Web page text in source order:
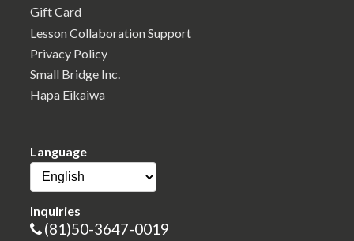
Gift Card
Lesson Collaboration Support
Privacy Policy
Small Bridge Inc.
Hapa Eikaiwa
Language
Inquiries
(81)50-3647-0019